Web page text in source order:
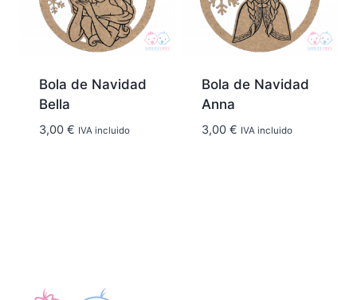
Bola de Navidad
Bella
3,00 € IVA incluido
Bola de Navidad
Anna
3,00 € IVA incluido